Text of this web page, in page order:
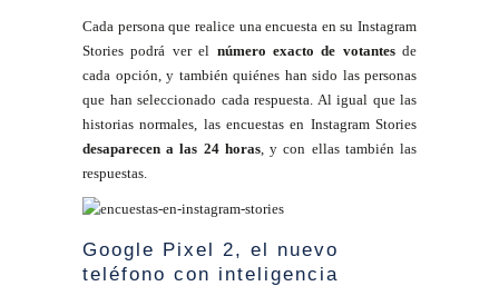
Cada persona que realice una encuesta en su Instagram
Stories podrá ver el número exacto de votantesde
cada opción, y también quiénes han sido las personas
que han seleccionado cada respuesta. Al igual que las
historias normales, las encuestas en Instagram Stories
desaparecen a las 24 horas, y con ellas también las
respuestas.
Google Pixel 2, el nuevo
teléfono con inteligencia